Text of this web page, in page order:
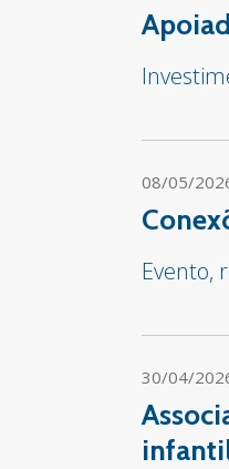
08/05/
Evento,
30/04/